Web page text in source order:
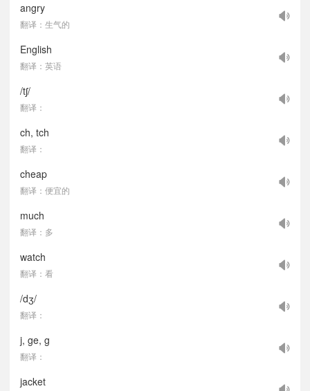
angry
翻译：生气的
English
翻译：英语
/tʃ/
翻译：
ch, tch
翻译：
cheap
翻译：便宜的
much
翻译：多
watch
翻译：看
/dʒ/
翻译：
j, ge, g
翻译：
jacket